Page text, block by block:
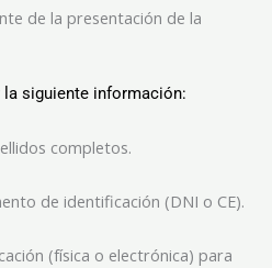
de la presentación de la
siguiente información:
completos.
de identificación (DNI o CE).
(física o electrónica) para